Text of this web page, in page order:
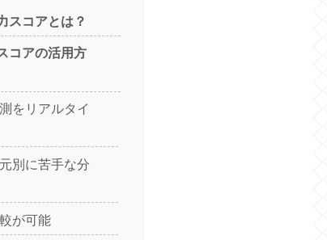
スコアとは？
コアの活用方
をリアルタイ
別に苦手な分
が可能